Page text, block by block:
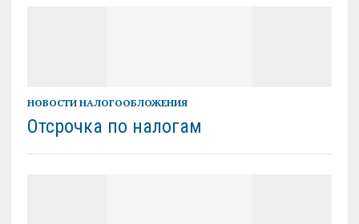
НОВОСТИ НАЛОГООБЛОЖЕНИЯ
Отсрочка по налогам